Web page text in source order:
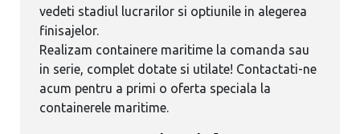
vedeti stadiul lucrarilor si optiunile in alegerea
finisajelor.
Realizam containere maritime la comanda sau
in serie, complet dotate si utilate! Contactati-ne
acum pentru a primi o oferta speciala la
containerele maritime.